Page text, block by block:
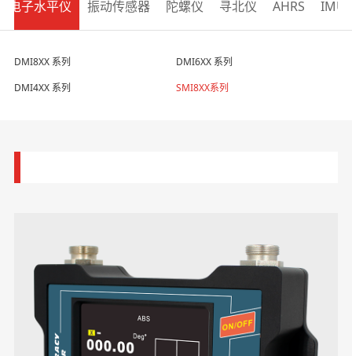
电子水平仪 振动传感器 陀螺仪 寻北仪 AHRS
DMI8XX 系列
DMI6XX 系列
DMI4XX 系列
SMI8XX系列